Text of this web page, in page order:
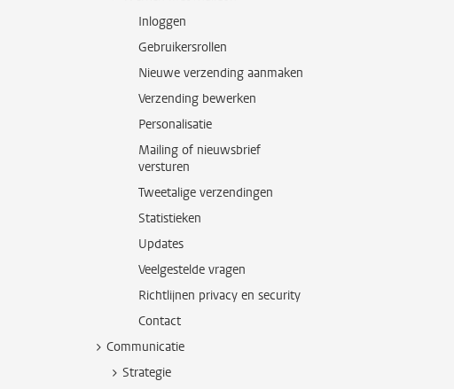
Inloggen
Gebruikersrollen
Nieuwe verzending aanmaken
Verzending bewerken
Personalisatie
Mailing of nieuwsbrief
versturen
Tweetalige verzendingen
Statistieken
Updates
Veelgestelde vragen
Richtlijnen privacy en security
Contact
Communicatie
Strategie